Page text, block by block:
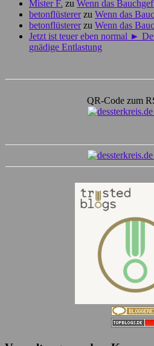
Mister F. zu Wenn das
betonflüstererzu Wenn das
betonflüstererzu Wenn das
Jetzt ist teuer eben normal ►
gnädige Entlastung
QR-Code zum